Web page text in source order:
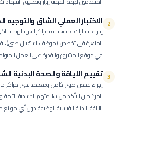
2 الاختبار العملي الشاق والتوجيه
إجراء اختبارات عملية حية بمراكز الفرز بالهند
الماهرة في تخصص (موظف استقبال طبي)، فإننا
في موقع المشروع والقدرة على العمل
3 تقييم اللياقة والصحة البدنية
إجراء فحص طبي كامل ومعتمد لدى مراكز
المرشحين للتأكد من سلامتهم الجسدية
اللياقة البدنية القياسية للوظيفة دون أي